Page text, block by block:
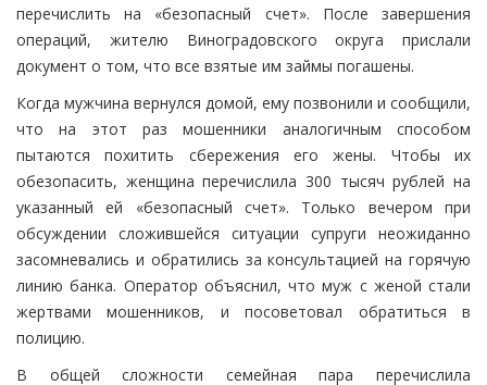
перечислить на «безопасный счет». После завершения
операций, жителю Виноградовского округа прислали
документ о том, что все взятые им займы погашены.
Когда мужчина вернулся домой, ему позвонили и сообщили,
что на этот раз мошенники аналогичным способом
пытаются похитить сбережения его жены. Чтобы их
обезопасить, женщина перечислила 300 тысяч рублей на
указанный ей «безопасный счет». Только вечером при
обсуждении сложившейся ситуации супруги неожиданно
засомневались и обратились за консультацией на горячую
линию банка. Оператор объяснил, что муж с женой стали
жертвами мошенников, и посоветовал обратиться в
полицию.
В общей сложности семейная пара перечислила